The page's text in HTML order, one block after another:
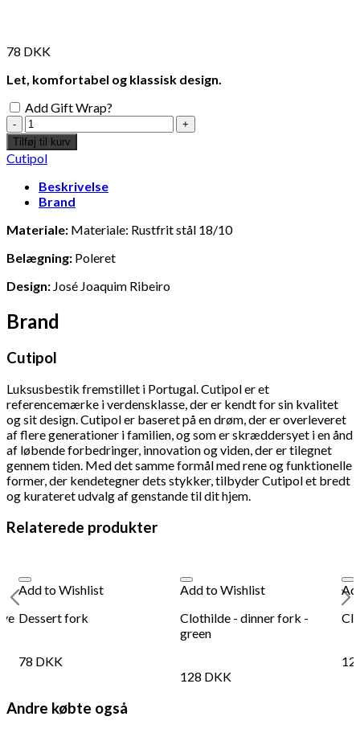
Table spoon
DKK
Se kurvKasse
78 DKK
Let, komfortabel og klassisk design.
Add Gift Wrap?
Table
fork
antal
Tilføj til kurv
Cutipol
Beskrivelse
Brand
Materiale: Materiale: Rustfrit stål 18/10
Belægning: Poleret
Design: José Joaquim Ribeiro
Brand
Cutipol
Luksusbestik fremstillet i Portugal. Cutipol er et
referencemærke i verdensklasse, der er kendt for sin kvalitet
og sit design. Cutipol er baseret på en drøm, der er overleveret
af flere generationer i familien, og som er skræddersyet i en ånd
af løbende forbedringer, innovation og viden, der er tilegnet
gennem tiden. Med det samme formål med rene og funktionelle
former, der kendetegner dets stykker, tilbyder Cutipol et bredt
og kurateret udvalg af genstande til dit hjem.
Relaterede produkter
Add to Wishlist
Dessert fork
78 DKK
Add to Wishlist
Clothilde - dinner fork -
green
128 DKK
Andre købte også